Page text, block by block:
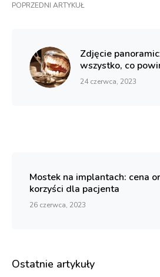
POPRZEDNI ARTYKUŁ
Zdjęcie
wszystko, co
24 czerwca, 2023
Mostek na implantach: cena
korzyści dla pacjenta
26 czerwca, 2023
Ostatnie artykuły